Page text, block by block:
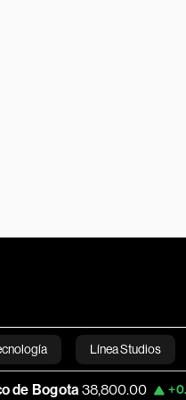
Línea Studios
English
38,800.00 +0.21% Apple